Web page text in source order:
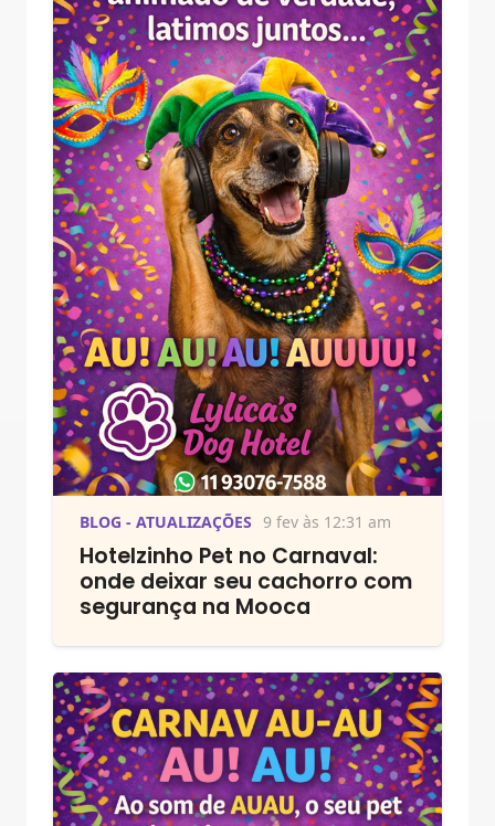
BLOG - ATUALIZAÇÕES 9 fev às 12:31 am
Hotelzinho Pet no Carnaval:
onde deixar seu cachorro com
segurança na Mooca